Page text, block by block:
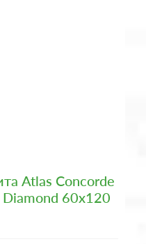
Atlas Concorde
Diamond 60x120